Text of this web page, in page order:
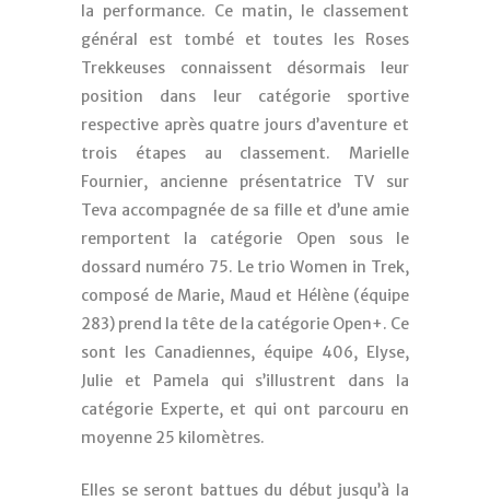
la performance. Ce matin, le classement
général est tombé et toutes les Roses
Trekkeuses connaissent désormais leur
position dans leur catégorie sportive
respective après quatre jours d’aventure et
trois étapes au classement. Marielle
Fournier, ancienne présentatrice TV sur
Teva accompagnée de sa fille et d’une amie
remportent la catégorie Open sous le
dossard numéro 75. Le trio Women in Trek,
composé de Marie, Maud et Hélène (équipe
283) prend la tête de la catégorie Open+. Ce
sont les Canadiennes, équipe 406, Elyse,
Julie et Pamela qui s’illustrent dans la
catégorie Experte, et qui ont parcouru en
moyenne 25 kilomètres.
Elles se seront battues du début jusqu’à la